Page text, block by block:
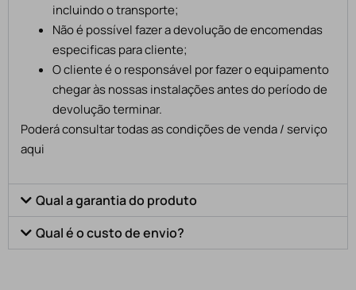
incluindo o transporte;
Não é possível fazer a devolução de encomendas
especificas para cliente;
O cliente é o responsável por fazer o equipamento
chegar às nossas instalações antes do período de
devolução terminar.
Poderá consultar todas as condições de venda / serviço
aqui
Qual a garantia do produto
Qual é o custo de envio?